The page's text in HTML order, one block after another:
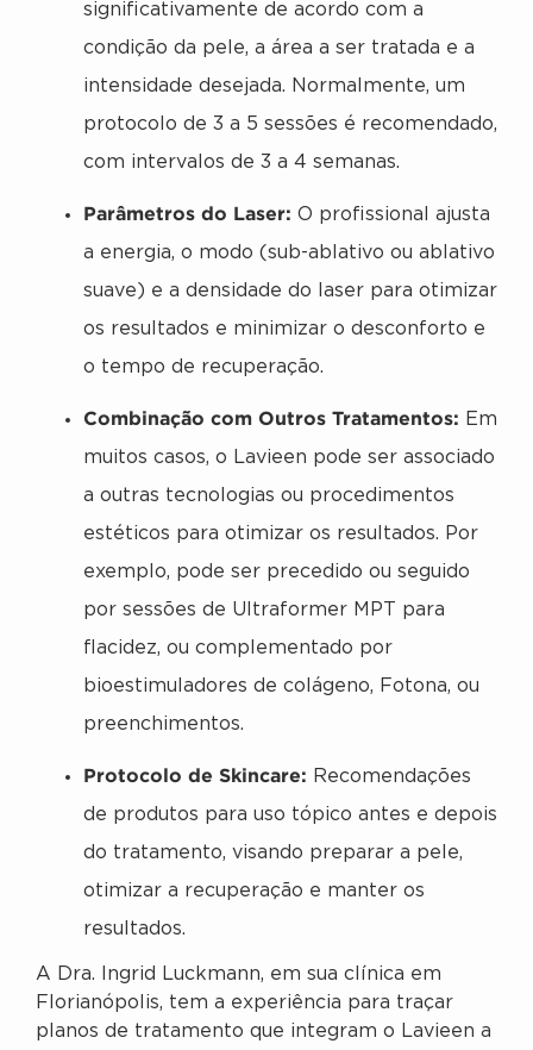
significativamente de acordo com a
condição da pele, a área a ser tratada e a
intensidade desejada. Normalmente, um
protocolo de 3 a 5 sessões é recomendado,
com intervalos de 3 a 4 semanas.
Parâmetros do Laser: O profissional ajusta
a energia, o modo (sub-ablativo ou ablativo
suave) e a densidade do laser para otimizar
os resultados e minimizar o desconforto e
o tempo de recuperação.
Combinação com Outros Tratamentos: Em
muitos casos, o Lavieen pode ser associado
a outras tecnologias ou procedimentos
estéticos para otimizar os resultados. Por
exemplo, pode ser precedido ou seguido
por sessões de Ultraformer MPT para
flacidez, ou complementado por
bioestimuladores de colágeno, Fotona, ou
preenchimentos.
Protocolo de Skincare: Recomendações
de produtos para uso tópico antes e depois
do tratamento, visando preparar a pele,
otimizar a recuperação e manter os
resultados.
A Dra. Ingrid Luckmann, em sua clínica em
Florianópolis, tem a experiência para traçar
planos de tratamento que integram o Lavieen a